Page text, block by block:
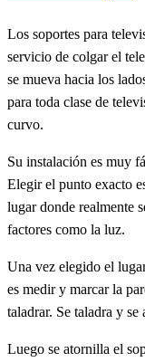
Los soportes para
servicio de colgar el
se mueva hacia los
para toda clase de
curvo.
Su instalación es muy
Elegir el punto exacto
lugar donde realmente
factores como la luz.
Una vez elegido el
es medir y marcar la
taladrar. Se taladra y se
Luego se atornilla el